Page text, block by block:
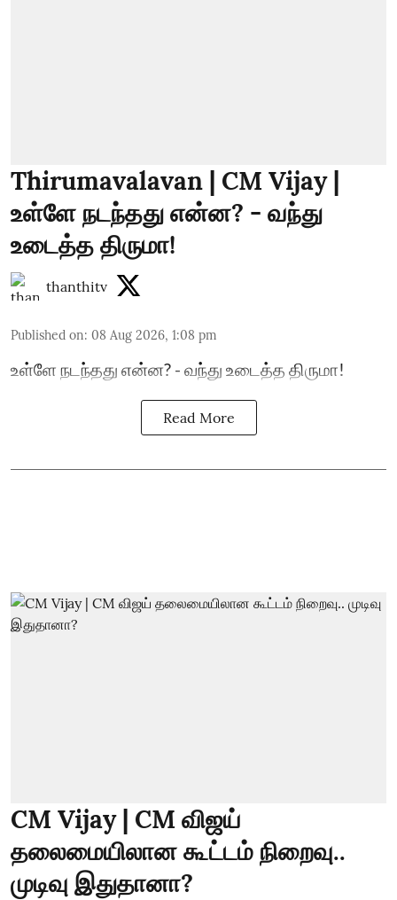
Thirumavalavan | CM Vijay |
உள்ளே நடந்தது என்ன? - வந்து
உடைத்த திருமா!
thanthitv
Published on: 08 Aug 2026, 1:08 pm
உள்ளே நடந்தது என்ன? - வந்து உடைத்த திருமா!
Read More
CM Vijay | CM விஜய்
தலைமையிலான கூட்டம் நிறைவு..
முடிவு இதுதானா?